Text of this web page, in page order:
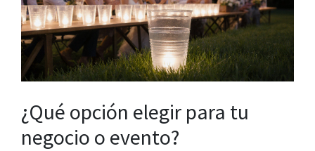
¿Qué opción elegir para tu
negocio o evento?